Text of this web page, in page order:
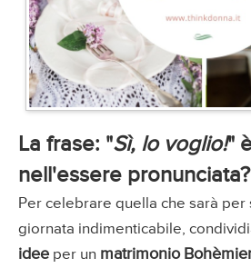
La frase: "Sì, lo voglio!"
nell'essere pronunciata?
Per celebrare quella che sarà per
giornata indimenticabile,
idee per un matrimonio